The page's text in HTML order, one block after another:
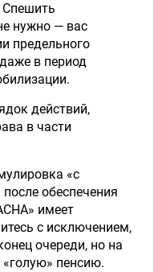
нужно — вас
предельного
в период
действий,
в части
«с
обеспечения
имеет
с исключением,
очереди, но на
пенсию.